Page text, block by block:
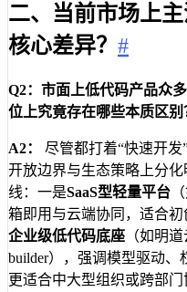
二、当前市场上
核心差异？ #
Q2：市面上低代码产品众
位上究竟存在哪些本质区别
A2：
尽管都打着“快速开发
开放边界与生态策略上分
线：一是SaaS型轻量平台
箱即用与云端协同，适合
企业级低代码底座 （如明
builder），强调模型驱动、
更适合中大型组织或跨部